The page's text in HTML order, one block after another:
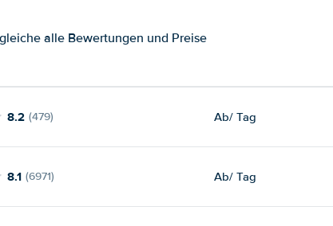
alle Bewertungen und Preise
8.2 (479) Ab/ Tag
8.1 (6971) Ab/ Tag